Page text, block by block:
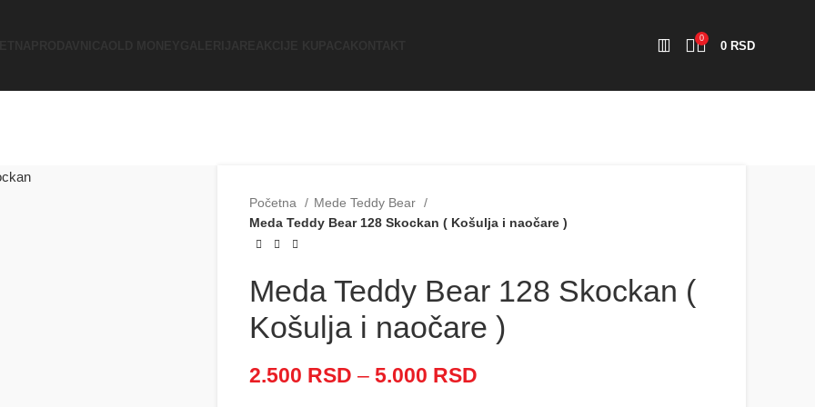
0
0 RSD
Početna
Mede Teddy Bear
Meda Teddy Bear 128 Skockan ( Košulja i naočare )
Meda Teddy Bear 128 Skockan (
Košulja i naočare )
2.500 RSD – 5.000 RSD